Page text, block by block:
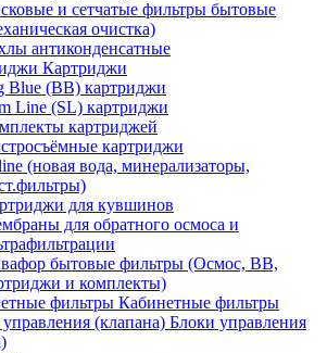
и сетчатые фильтры бытовые
очистка)
антиконденсатные
Картриджи
Blue (BB) картриджи
Line (SL) картриджи
картриджей
картриджи
(новая вода, минерализаторы,
для кувшинов
для обратного осмоса и
бытовые фильтры (Осмос, ВВ,
и комплекты)
Кабинетные фильтры
Блоки управления